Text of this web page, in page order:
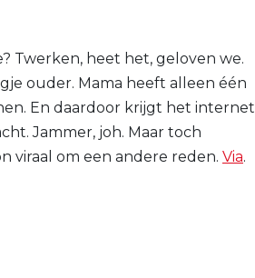
Twerken, heet het, geloven we.
ouder. Mama heeft alleen één
En daardoor krijgt het internet
Jammer, joh. Maar toch
viraal om een andere reden. Via.